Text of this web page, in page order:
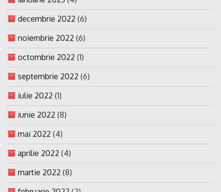
decembrie 2022 (6)
noiembrie 2022 (6)
octombrie 2022 (1)
septembrie 2022 (6)
iulie 2022 (1)
iunie 2022 (8)
mai 2022 (4)
aprilie 2022 (4)
martie 2022 (8)